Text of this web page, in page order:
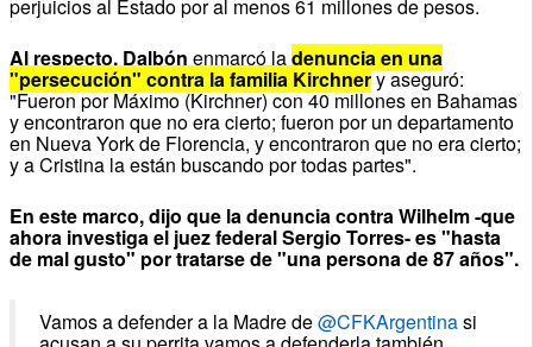
perjuicios al Estado por al menos 61 millones de pesos.
Al respecto, Dalbón enmarcó ladenuncia en una
"persecución" contra la familia Kirchnery aseguró:
"Fueron por Máximo (Kirchner) con 40 millones en Bahamas
y encontraron que no era cierto; fueron por un departamento
en Nueva York de Florencia, y encontraron que no era cierto;
y a Cristina la están buscando por todas partes".
En este marco, dijo que la denuncia contra Wilhelm -que
ahora investiga el juez federal Sergio Torres- es "hasta
de mal gusto" por tratarse de "una persona de 87 años".
Vamos a defender a la Madre de@CFKArgentinasi